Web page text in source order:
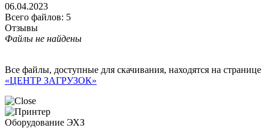
06.04.2023
Всего файлов: 5
Отзывы
Файлы не найдены
Все файлы, доступные для скачивания, находятся на странице
«ЦЕНТР ЗАГРУЗОК»
Оборудование ЭХЗ